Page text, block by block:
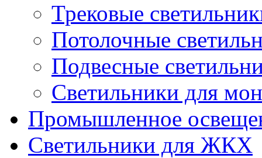
Трековые
Потолочные
Подвесные
Светильники для
Промышленное
Светильники для ЖКХ